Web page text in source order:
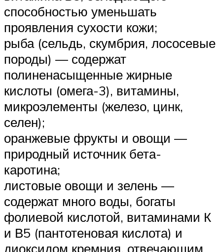
способностью уменьшать
проявления сухости кожи;
рыба (сельдь, скумбрия, лососевые
породы) — содержат
полиненасыщенные жирные
кислоты (омега-3), витамины,
микроэлементы (железо, цинк,
селен);
оранжевые фрукты и овощи —
природный источник бета-
каротина;
листовые овощи и зелень —
содержат много воды, богаты
фолиевой кислотой, витаминами К
и В5 (пантотеновая кислота) и
диоксидом кремния, отвечающим